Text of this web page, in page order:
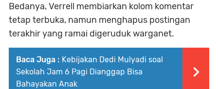
Bedanya, Verrell membiarkan kolom komentar
tetap terbuka, namun menghapus postingan
terakhir yang ramai digeruduk warganet.
Baca Juga : Kebijakan Dedi Mulyadi soal
Sekolah Jam 6 Pagi Dianggap Bisa
Bahayakan Anak